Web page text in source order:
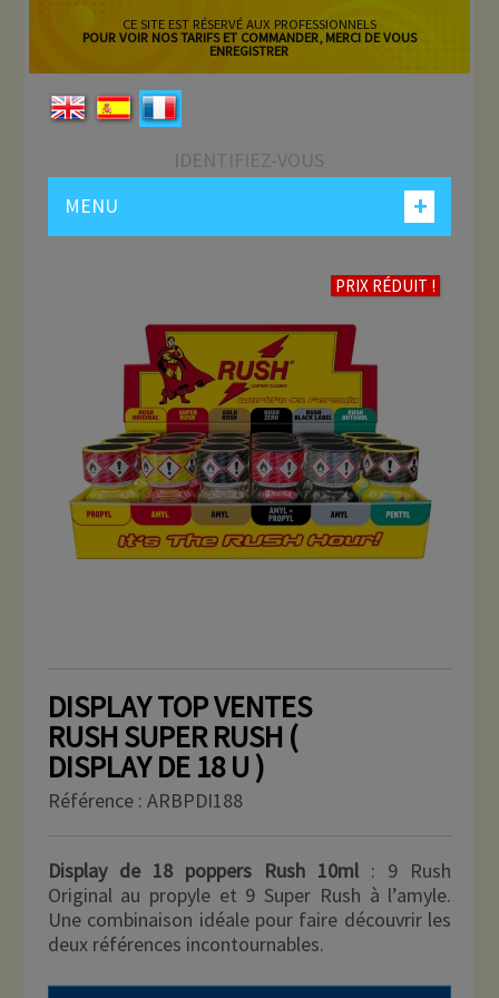
CE SITE EST RÉSERVÉ AUX PROFESSIONNELS
POUR VOIR NOS TARIFS ET COMMANDER, MERCI DE VOUS
ENREGISTRER
IDENTIFIEZ-VOUS
+
MENU
PRIX RÉDUIT !
DISPLAY TOP VENTES
RUSH SUPER RUSH (
DISPLAY DE 18 U )
Référence : ARBPDI188
Display de 18 poppers Rush 10ml : 9 Rush
Original au propyle et 9 Super Rush à l’amyle.
Une combinaison idéale pour faire découvrir les
deux références incontournables.